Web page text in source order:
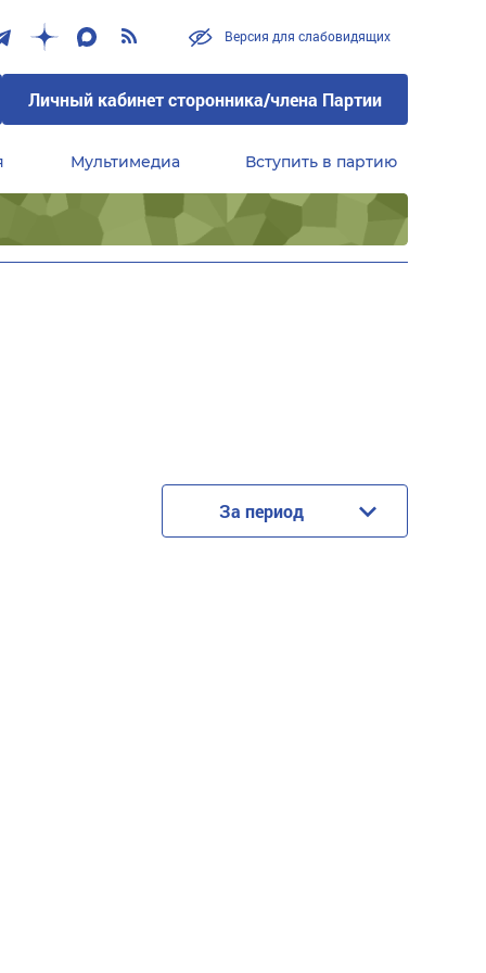
Версия для слабовидящих
Личный кабинет сторонника/члена Партии
Мультимедиа Вступить в партию
За период